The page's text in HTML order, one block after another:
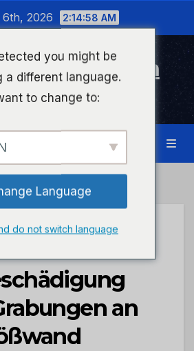
6th, 2026 2:14:58 AM
Bad Kreuznach
für Bad Kreuznach
an
you might be
a different language.
to change to:
Language
do not switch language